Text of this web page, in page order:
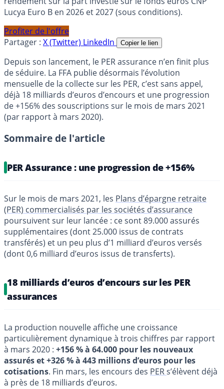
Lucya Euro B en 2026 et 2027 (sous conditions).
Profiter de l'offre
Partager : X (Twitter) LinkedIn Copier le lien
Depuis son lancement, le PER assurance n’en finit plus
de séduire. La FFA publie désormais l’évolution
mensuelle de la collecte sur les PER, c’est sans appel,
déjà 18 milliards d’euros d’encours et une progression
de +156% des souscriptions sur le mois de mars 2021
(par rapport à mars 2020).
Sommaire de l'article
PER Assurance : une progression de +156%
Sur le mois de mars 2021, les Plans d’épargne retraite
(PER) commercialisés par les sociétés d’assurance
poursuivent sur leur lancée : ce sont 89.000 assurés
supplémentaires (dont 25.000 issus de contrats
transférés) et un peu plus d’1 milliard d’euros versés
(dont 0,6 milliard d’euros issus de transferts).
18 milliards d’euros d’encours sur les PER
assurances
La production nouvelle affiche une croissance
particulièrement dynamique à trois chiffres par rapport
à mars 2020 : +156 % à 64.000 pour les nouveaux
assurés et +326 % à 443 millions d’euros pour les
cotisations. Fin mars, les encours des PERs’élèvent déjà
à près de 18 milliards d’euros.